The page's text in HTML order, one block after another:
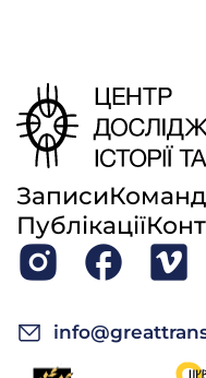
Записи
Публікації